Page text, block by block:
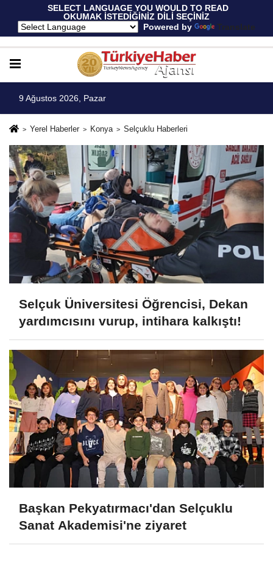
SELECT LANGUAGE YOU WOULD TO READ
OKUMAK İSTEDİĞİNİZ DİLİ SEÇİNİZ
Powered by
Translate
9 Ağustos 2026, Pazar
Yerel Haberler Konya Selçuklu Haberleri
Selçuk Üniversitesi Öğrencisi, Dekan
yardımcısını vurup, intihara kalkıştı!
Başkan Pekyatırmacı'dan Selçuklu
Sanat Akademisi'ne ziyaret